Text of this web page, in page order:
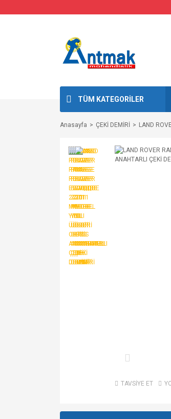
TÜM KATEGORİLER
Anasayfa ÇEKİ DEMİRİ LAND
TAVSİYE ET